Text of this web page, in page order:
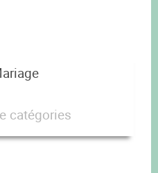
catégories